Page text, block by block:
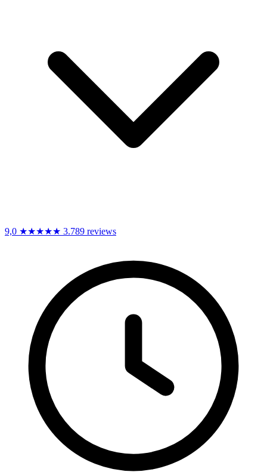
9,0 ★★★★★ 3.789 reviews